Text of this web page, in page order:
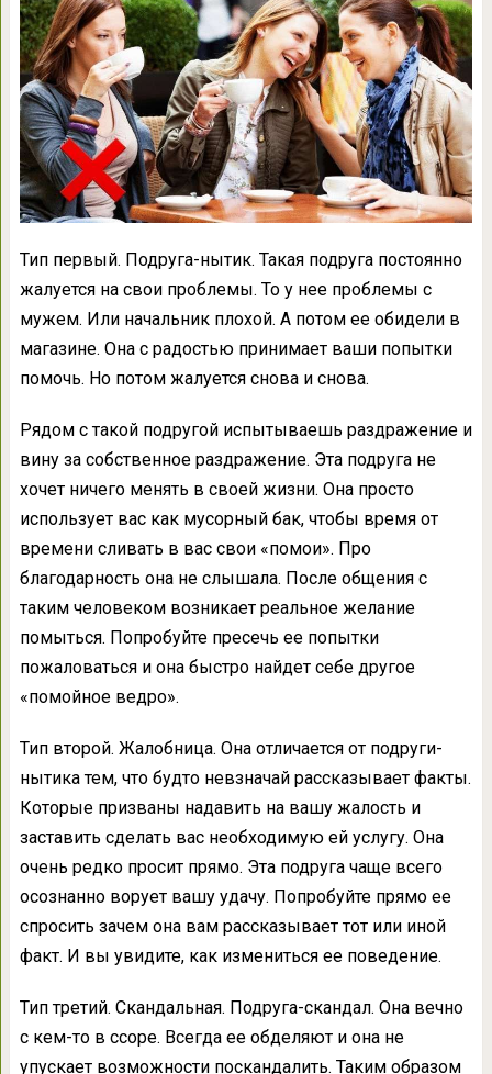
Тип первый. Подруга-нытик. Такая подруга постоянно
жалуется на свои проблемы. То у нее проблемы с
мужем. Или начальник плохой. А потом ее обидели в
магазине. Она с радостью принимает ваши попытки
помочь. Но потом жалуется снова и снова.
Рядом с такой подругой испытываешь раздражение и
вину за собственное раздражение. Эта подруга не
хочет ничего менять в своей жизни. Она просто
использует вас как мусорный бак, чтобы время от
времени сливать в вас свои «помои». Про
благодарность она не слышала. После общения с
таким человеком возникает реальное желание
помыться. Попробуйте пресечь ее попытки
пожаловаться и она быстро найдет себе другое
«помойное ведро».
Тип второй. Жалобница. Она отличается от подруги-
нытика тем, что будто невзначай рассказывает факты.
Которые призваны надавить на вашу жалость и
заставить сделать вас необходимую ей услугу. Она
очень редко просит прямо. Эта подруга чаще всего
осознанно ворует вашу удачу. Попробуйте прямо ее
спросить зачем она вам рассказывает тот или иной
факт. И вы увидите, как измениться ее поведение.
Тип третий. Скандальная. Подруга-скандал. Она вечно
с кем-то в ссоре. Всегда ее обделяют и она не
упускает возможности поскандалить. Таким образом